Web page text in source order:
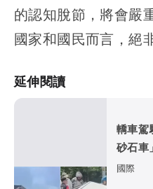
的認知脫節，將會嚴
國家和國民而言，絕
延伸閱讀
轎車駕
砂石
國際